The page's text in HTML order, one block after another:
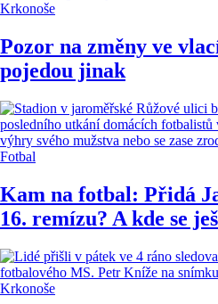
Krkonoše
Pozor na změny ve
pojedou jinak
Fotbal
Kam na fotbal: Přidá
16. remízu? A kde se
Krkonoše